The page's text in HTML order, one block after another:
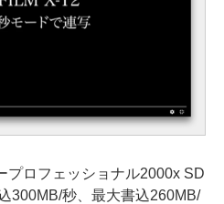
プロフェッショナル2000x SD
300MB/秒、最大書込260MB/